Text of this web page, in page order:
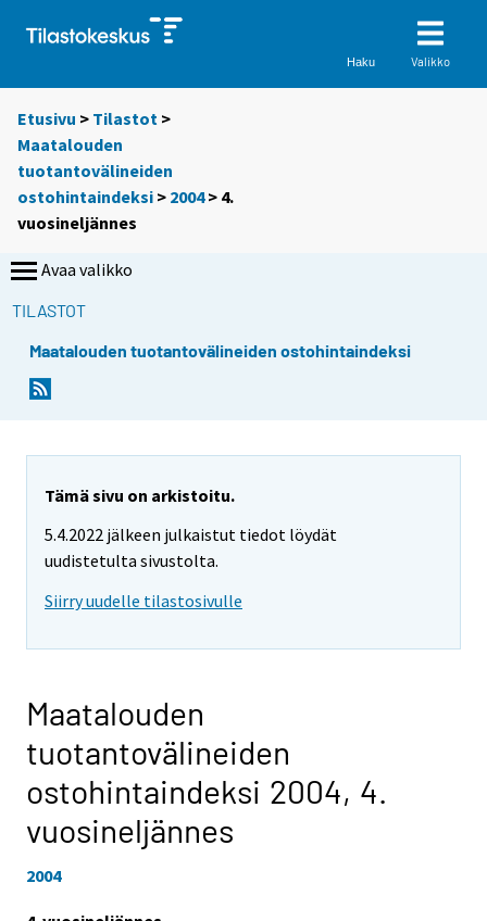
Haku Valikko
Etusivu > Tilastot >
Maatalouden
tuotantovälineiden
ostohintaindeksi > 2004> 4.
vuosineljännes
Avaa valikko
TILASTOT
Maatalouden tuotantovälineiden ostohintaindeksi
Tämä sivu on arkistoitu.
5.4.2022 jälkeen julkaistut tiedot löydät
uudistetulta sivustolta.
Siirry uudelle tilastosivulle
Maatalouden
tuotantovälineiden
ostohintaindeksi 2004, 4.
vuosineljännes
2004